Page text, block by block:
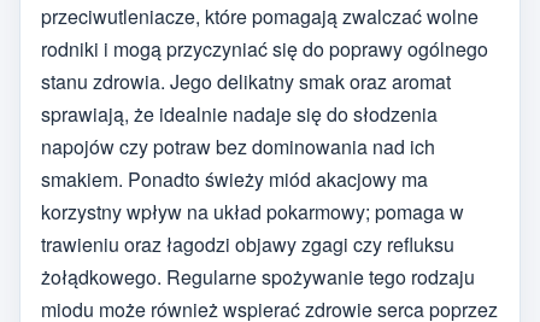
przeciwutleniacze, które pomagają zwalczać wolne
rodniki i mogą przyczyniać się do poprawy ogólnego
stanu zdrowia. Jego delikatny smak oraz aromat
sprawiają, że idealnie nadaje się do słodzenia
napojów czy potraw bez dominowania nad ich
smakiem. Ponadto świeży miód akacjowy ma
korzystny wpływ na układ pokarmowy; pomaga w
trawieniu oraz łagodzi objawy zgagi czy refluksu
żołądkowego. Regularne spożywanie tego rodzaju
miodu może również wspierać zdrowie serca poprzez